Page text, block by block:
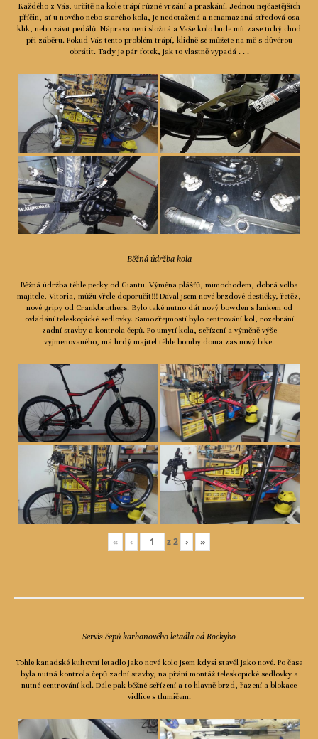
Každého z Vás, určitě na kole trápí různé vrzání a praskání. Jednou nejčastějších
příčin, ať u nového nebo starého kola, je nedotažená a nenamazaná středová osa
klik, nebo závit pedálů. Náprava není složitá a Vaše kolo bude mít zase tichý chod
při záběru. Pokud Vás tento problém trápí, klidně se můžete na mě s důvěrou
obrátit. Tady je pár fotek, jak to vlastně vypadá . . .
Běžná údržba kola
Běžná údržba téhle pecky od Giantu. Výměna plášťů, mimochodem, dobrá volba
majitele, Vitoria, můžu vřele doporučit!!! Dával jsem nové brzdové destičky, řetěz,
nové gripy od Crankbrothers. Bylo také nutno dát nový bowden s lankem od
ovládání teleskopické sedlovky. Samozřejmostí bylo centrování kol, rozebrání
zadní stavby a kontrola čepů. Po umytí kola, seřízení a výměně výše
vyjmenovaného, má hrdý majitel téhle bomby doma zas nový bike.
« ‹ z2 › »
Servis čepů karbonového letadla od Rockyho
Tohle kanadské kultovní letadlo jako nové kolo jsem kdysi stavěl jako nové. Po čase
byla nutná kontrola čepů zadní stavby, na přání montáž teleskopické sedlovky a
nutné centrování kol. Dále pak běžné seřízení a to hlavně brzd, řazení a blokace
vidlice s tlumičem.